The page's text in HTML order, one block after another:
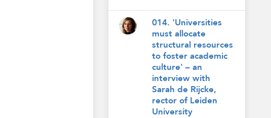
014. 'Universities
must allocate
structural resources
to foster academic
culture' – an
interview with
Sarah de Rijcke,
rector of Leiden
University